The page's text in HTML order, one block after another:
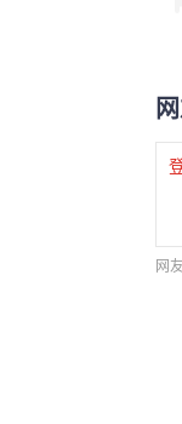
网